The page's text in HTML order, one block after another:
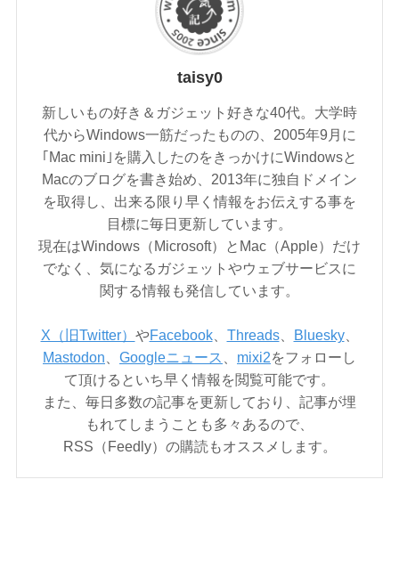
taisy0
新しいもの好き＆ガジェット好きな40代。大学時
代からWindows一筋だったものの、2005年9月に
｢Mac mini｣を購入したのをきっかけにWindowsと
Macのブログを書き始め、2013年に独自ドメイン
を取得し、出来る限り早く情報をお伝えする事を
目標に毎日更新しています。
現在はWindows（Microsoft）とMac（Apple）だけ
でなく、気になるガジェットやウェブサービスに
関する情報も発信しています。
X（旧Twitter） やFacebook、 Threads、 Bluesky、
Mastodon
Googleニュース mixi2をフォローし
て頂けるといち早く情報を閲覧可能です。
また、毎日多数の記事を更新しており、記事が埋
もれてしまうことも多々あるので、
RSS（Feedly）の購読もオススメします。